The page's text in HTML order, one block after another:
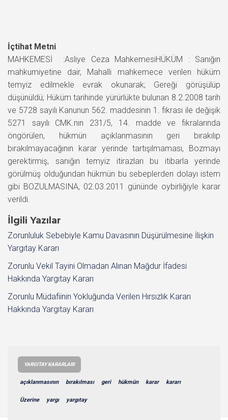
İçtihat Metni
MAHKEMESİ :Asliye Ceza MahkemesiHÜKÜM : Sanığın
mahkumiyetine dair, Mahalli mahkemece verilen hüküm
temyiz edilmekle evrak okunarak; Gereği görüşülüp
düşünüldü; Hüküm tarihinde yürürlükte bulunan 8.2.2008 tarih
ve 5728 sayılı Kanunun 562. maddesinin 1. fıkrası ile değişik
5271 sayılı CMK.nın 231/5, 14. madde ve fıkralarında
öngörülen, hükmün açıklanmasının geri bırakılıp
bırakılmayacağının karar yerinde tartışılmaması, Bozmayı
gerektirmiş, sanığın temyiz itirazları bu itibarla yerinde
görülmüş olduğundan hükmün bu sebeplerden dolayı istem
gibi BOZULMASINA, 02.03.2011 gününde oybirliğiyle karar
verildi.
İlgili Yazılar
Zorunluluk Sebebiyle Kamu Davasının Düşürülmesine İlişkin
Yargıtay Kararı
Zorunlu Vekil Tayini Olmadan Alınan Mağdur İfadesi
Hakkında Yargıtay Kararı
Zorunlu Müdafiinin Yokluğunda Verilen Hırsızlık Kararı
Hakkında Yargıtay Kararı
YARGITAY KARARLARI
açıklanmasının bırakılması geri hükmün karar kararı
Üzerine yargı yargıtay